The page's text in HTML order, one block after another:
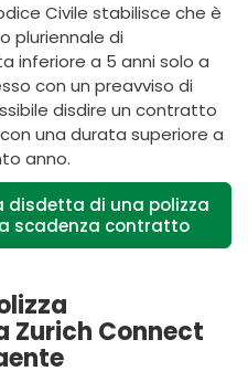
Civile stabilisce che è
pluriennale di
inferiore a 5 anni solo a
con un preavviso di
disdire un contratto
una durata superiore a
anno.
disdetta di una polizza
scadenza contratto
Zurich Connect